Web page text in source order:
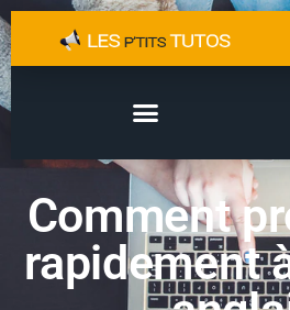
Comment
rapidement